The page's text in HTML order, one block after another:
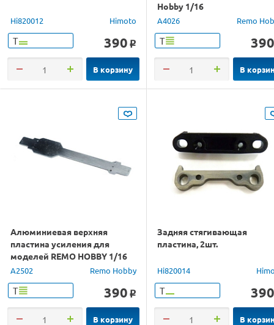
Hi820012 Himoto
Т 390 o
В корзину
Hobby 1/16
A4026 Remo
Т 390
В
Алюминиевая верхняя
пластина усиления для
моделей REMO HOBBY 1/16
A2502 Remo Hobby
Т 390 o
В корзину
Задняя стягивающая
пластина, 2шт.
Hi820014
Т 390
В